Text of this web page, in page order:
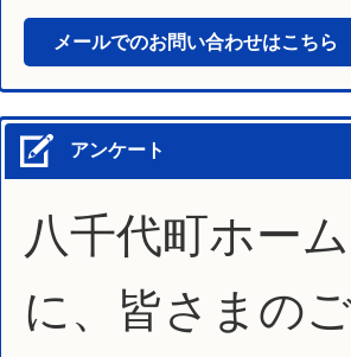
メールでのお問い合わせはこちら
アンケート
八千代町ホー
に、皆さまの